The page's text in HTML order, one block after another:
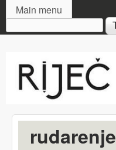
MAIN MENU
Main menu
Search form
rudarenje